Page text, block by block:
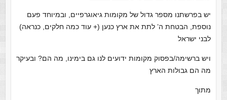
יש בפרשתנו מספר גדול של מקומות גיאוגרפיים, ובמיוחד פעם
נוספת, הבטחת ה’ לתת את ארץ כנען (+ עוד כמה חלקים, כנראה)
לבני ישראל
ויש ברשימה/בפסוק מקומות ידועים לנו גם בימינו, מה הם? ובעיקר
מה הם גבולות הארץ
מתוך